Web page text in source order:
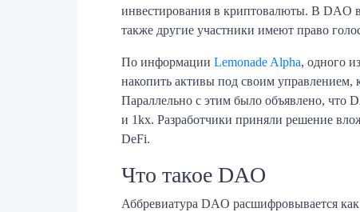
инвестирования в криптовалюты. В DAO
также другие участники имеют право
По информации Lemonade Alpha, одного
накопить активы под своим управлением,
Параллельно с этим было объявлено, что
и 1kx. Разработчики приняли решение
DeFi.
Что такое DAO
Аббревиатура DAO расшифровывается